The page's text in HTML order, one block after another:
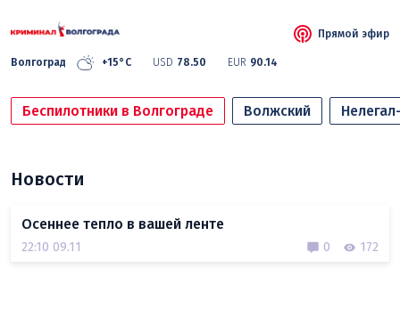
Волгоград +15°C USD 78.50 EUR 90.14
Прямой эфир
Беспилотники в Волгограде Волжский
Новости
Осеннее тепло в вашей ленте
22:10 09.11 0 172